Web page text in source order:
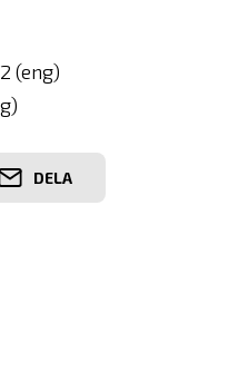
(eng)
DELA